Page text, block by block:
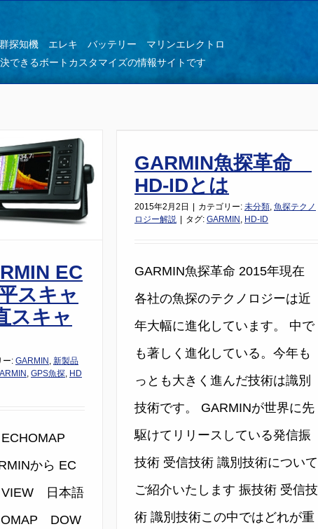
探知機 エレキ バッテリー マリンエレクトロ
できるボートカスタマイズの情報サイトです
EC
スキャ
スキャ
ー: GARMIN , 新製品
, GPS魚探, HD
から EC
日本語
DOW
GARMIN魚探革命
HD-IDとは
2015年2月2日 カテゴリー: 未分類, 魚探テクノ
ロジー解説
タグ: GARMIN , HD-ID
GARMIN魚探革命 2015年現在
各社の魚探のテクノロジーは近
年大幅に進化しています。 中で
も著しく進化している。今年も
っとも大きく進んだ技術は識別
技術です。 GARMINが世界に先
駆けてリリースしている発信振
技術 受信技術 識別技術について
ご紹介いたします 振技術 受信技
術 識別技術この中ではどれが重